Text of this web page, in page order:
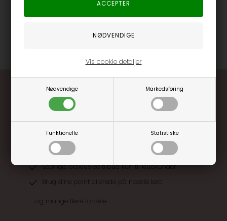
Nødvendige Markedsføring
Funktionelle Statistiske
Vis cookie detaljer
Room Numbia 14 Top får du et stykke tøj, der balancerer funktion
og stil på den helt rigtige måde.
66926-4119-VEILED PINK
Optjen 3% i bonuskroner når du handler
Særlige, eksklusive tilbud kun til klubkunder
Brug dine point allerede på næste køb
.... og mange flere fordele